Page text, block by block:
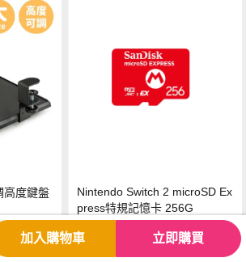
高度鍵盤
Nintendo Switch 2 microSD Ex
press特規記憶卡 256G
$1,680
加入購物車 立即購買